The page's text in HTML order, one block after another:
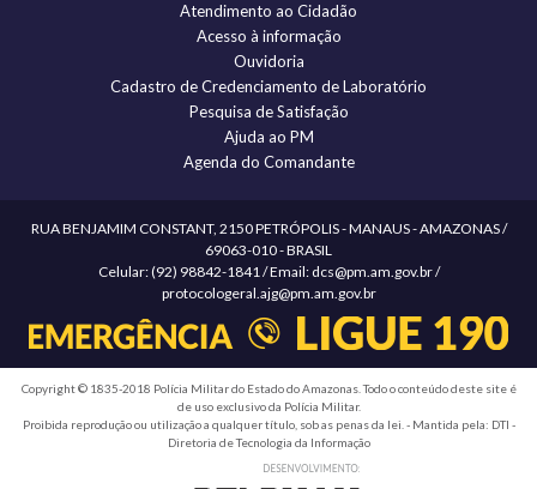
Atendimento ao Cidadão
Acesso à informação
Ouvidoria
Cadastro de Credenciamento de Laboratório
Pesquisa de Satisfação
Ajuda ao PM
Agenda do Comandante
RUA BENJAMIM CONSTANT, 2150 PETRÓPOLIS - MANAUS - AMAZONAS /
69063-010 - BRASIL
Celular: (92) 98842-1841 / Email: dcs@pm.am.gov.br /
protocologeral.ajg@pm.am.gov.br
Copyright © 1835-2018 Polícia Militar do Estado do Amazonas. Todo o conteúdo deste site é
de uso exclusivo da Polícia Militar.
Proibida reprodução ou utilização a qualquer título, sob as penas da lei. - Mantida pela: DTI -
Diretoria de Tecnologia da Informação